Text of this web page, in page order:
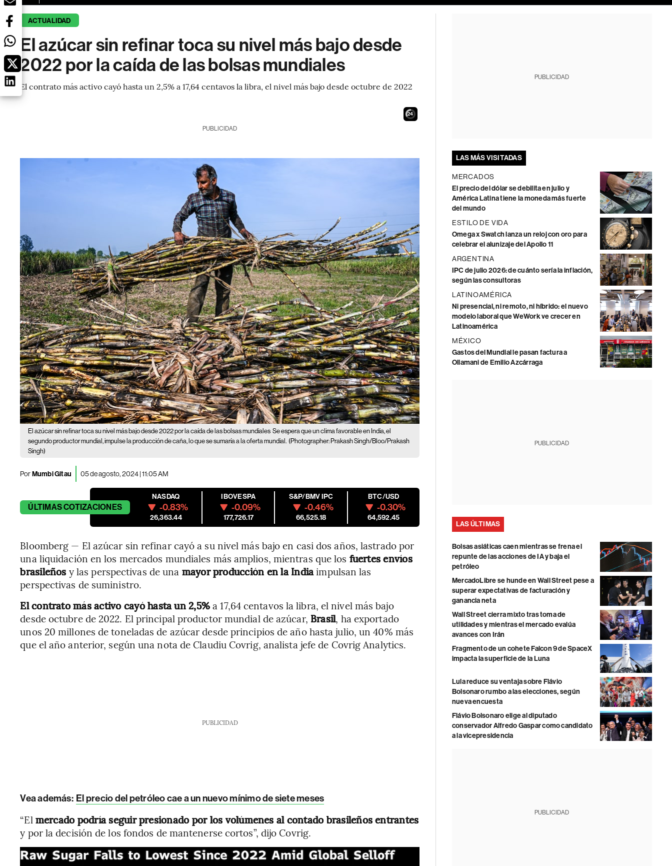
ACTUALIDAD
El azúcar sin refinar toca su nivel más bajo desde
2022 por la caída de las bolsas mundiales
El contrato más activo cayó hasta un 2,5% a 17,64 centavos la libra, el nivel más bajo desde octubre de 2022
23
PUBLICIDAD
El azúcar sin refinar toca su nivel más bajo desde 2022 por la caída de las bolsas mundiales Se espera que un clima favorable en India, el
segundo productor mundial, impulse la producción de caña, lo que se sumaría a la oferta mundial. (Photographer: Prakash Singh/Bloo/Prakash
Singh)
PorMumbi Gitau 05 de agosto, 2024 | 11:05 AM
ÚLTIMASCOTIZACIONES
NASDAQ
-0.83%
26,363.44
IBOVESPA
-0.09%
177,726.17
S&P/BMV IPC
-0.46%
66,525.18
BTC/USD
-0.30%
64,592.45
Bloomberg — El azúcar sin refinar cayó a su nivel más bajo en casi dos años, lastrado por
una liquidación en los mercados mundiales más amplios, mientras que los fuertes envíos
brasileños y las perspectivas de una mayor producción en la Indiaimpulsan las
perspectivas de suministro.
El contrato más activo cayó hasta un 2,5%a 17,64 centavos la libra, el nivel más bajo
desde octubre de 2022. El principal productor mundial de azúcar, Brasil, ha exportado
unos 20 millones de toneladas de azúcar desde principios de año hasta julio, un 40% más
que el año anterior, según una nota de Claudiu Covrig, analista jefe de Covrig Analytics.
PUBLICIDAD
Vea además: El precio del petróleo cae a un nuevo mínimo de siete meses
“El mercado podría seguir presionado por los volúmenes al contado brasileños entrantes
y por la decisión de los fondos de mantenerse cortos”, dijo Covrig.
PUBLICIDAD
LAS MÁS VISITADAS
MERCADOS
El precio del dólar se debilita en julio y
América Latina tiene la moneda más fuerte
del mundo
ESTILO DE VIDA
Omega x Swatch lanza un reloj con oro para
celebrar el alunizaje del Apollo 11
ARGENTINA
IPC de julio 2026: de cuánto sería la inflación,
según las consultoras
LATINOAMÉRICA
Ni presencial, ni remoto, ni híbrido: el nuevo
modelo laboral que WeWork ve crecer en
Latinoamérica
MÉXICO
Gastos del Mundial le pasan factura a
Ollamani de Emilio Azcárraga
PUBLICIDAD
LAS ÚLTIMAS
Bolsas asiáticas caen mientras se frena el
repunte de las acciones de IA y baja el
petróleo
MercadoLibre se hunde en Wall Street pese a
superar expectativas de facturación y
ganancia neta
Wall Street cierra mixto tras toma de
utilidades y mientras el mercado evalúa
avances con Irán
Fragmento de un cohete Falcon 9 de SpaceX
impacta la superficie de la Luna
Lula reduce su ventaja sobre Flávio
Bolsonaro rumbo a las elecciones, según
nueva encuesta
Flávio Bolsonaro elige al diputado
conservador Alfredo Gaspar como candidato
a la vicepresidencia
PUBLICIDAD